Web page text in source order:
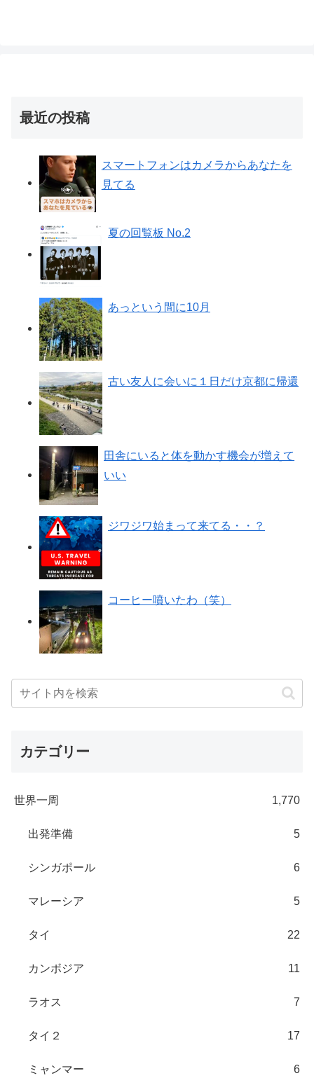
最近の投稿
スマートフォンはカメラからあなたを
見てる
夏の回覧板 No.2
あっという間に10月
古い友人に会いに１日だけ京都に帰還
田舎にいると体を動かす機会が増えて
いい
ジワジワ始まって来てる・・？
コーヒー噴いたわ（笑）
カテゴリー
世界一周 1,770
出発準備 5
シンガポール 6
マレーシア 5
タイ 22
カンボジア 11
ラオス 7
タイ２ 17
ミャンマー 6